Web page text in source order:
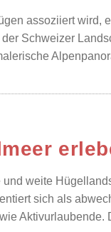
assoziiert wird,
Schweizer
weite
sich als
Aktivurlaubende.